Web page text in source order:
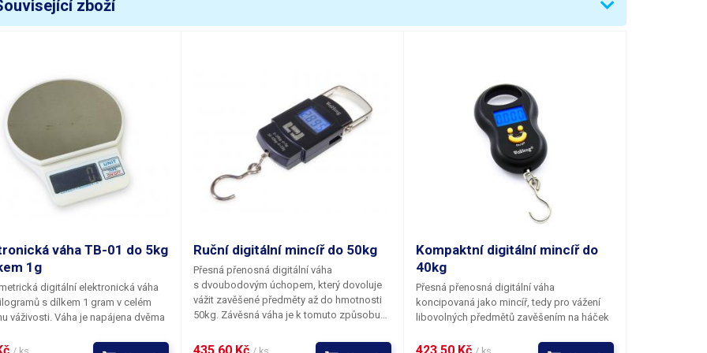
jednotky jin (Čína)kg (kilogramy)lb (libry)oz (unce)
funkce TAREpřepínání měrných jednotek
hmotnost 0.165 kg
napájení 2xAAA (mikrotužkové baterie)
rozměry (šířka - výška - hloubka) [mm]
Váha balení [kg]: 0.22 kg
zboží
váha TB-01 do 5kg
1g
digitální elektronická váha
s dílkem 1 gram v celém
váživosti. Váha je napájena dvěma
potřeby trvalého provozu napájena
Ruční digitální mincíř do 50kg
Přesná přenosná digitální váha
s dvoubodovým úchopem, který dovoluje
vážit zavěšené předměty až do hmotnosti
50kg. Závěsná váha je k tomuto způsobu
háčkem k uchycení váženého břemene.
Kompaktní digitální mincíř do
40kg
Přesná přenosná digitální váha
koncipovaná jako mincíř, tedy pro vážení
libovolných předmětů zavěšením na háček
měření hmotnosti vybavena ocelovým